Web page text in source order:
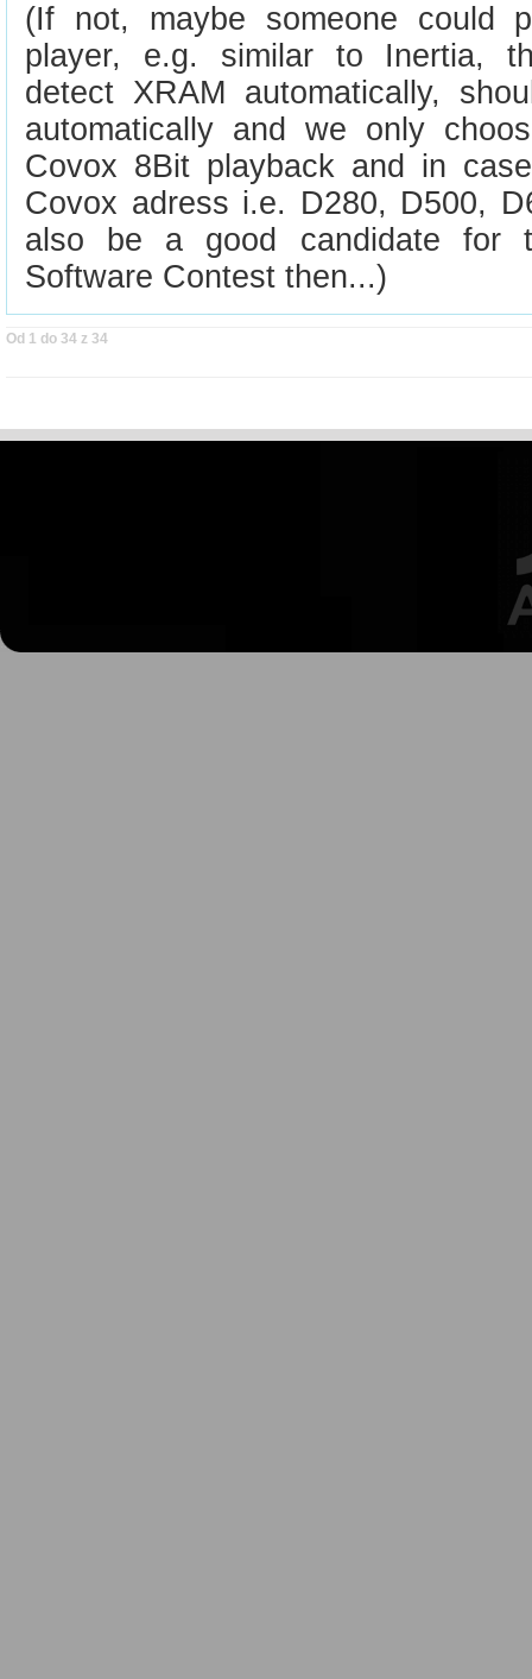
(If not, maybe someone could
player, e.g. similar to Inertia,
detect XRAM automatically,
automatically and we only
Covox 8Bit playback and in
Covox adress i.e. D280, D500,
also be a good candidate for
Software Contest then...)
Od 1 do 34 z 34